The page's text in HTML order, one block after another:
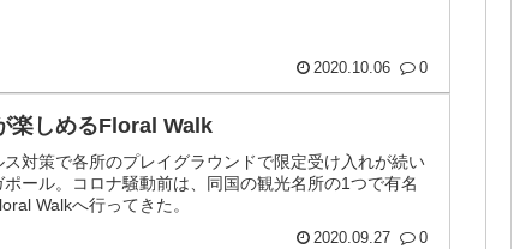
2020.10.06 0
楽しめるFloral Walk
ス対策で各所のプレイグラウンドで限定受け入れが続い
ポール。コロナ騒動前は、同国の観光名所の1つで有名
Walkへ行ってきた。
2020.09.27 0